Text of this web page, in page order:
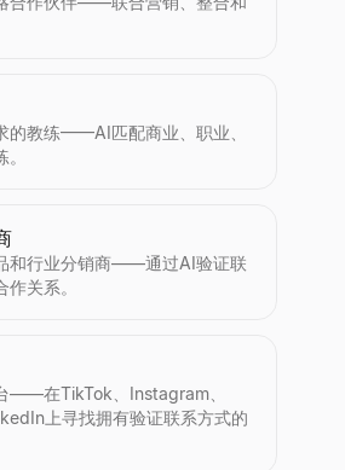
的教练——AI匹配商业、职业、
和行业分销商——通过AI验证联
关系。
——在TikTok、Instagram、
上寻找拥有验证联系方式的